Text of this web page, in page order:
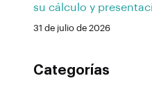
su cálculo y
31 de julio de 2026
Categorías